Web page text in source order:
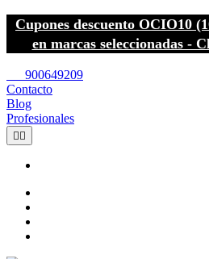
Cupones descuento OCIO10
en marcas seleccionadas -
900649209
Contacto
Blog
Profesionales
 